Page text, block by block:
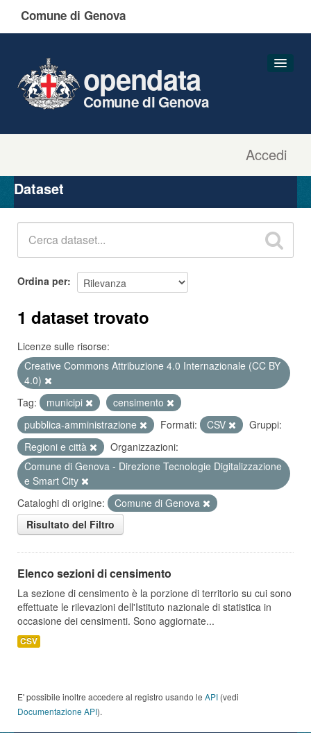
Comune di Genova
Accedi
opendata
Comune di Genova
Organizzazioni
Gruppi
Dataset
Ordina per
1 dataset trovato
Licenze sulle risorse:
Creative Commons Attribuzione 4.0 Internazionale (CC BY
4.0)
Tag:
municipi
censimento
pubblica-amministrazione
Formati: CSV
Gruppi:
Regioni e città
Organizzazioni:
Comune di Genova - Direzione Tecnologie Digitalizzazione
e Smart City
Cataloghi di origine:
Comune di Genova
Risultato del Filtro
Elenco sezioni di censimento
La sezione di censimento è la porzione di territorio su cui sono
effettuate le rilevazioni dell'Istituto nazionale di statistica in
occasione dei censimenti. Sono aggiornate...
CSV
E' possibile inoltre accedere al registro usando le API (vedi
Documentazione API).